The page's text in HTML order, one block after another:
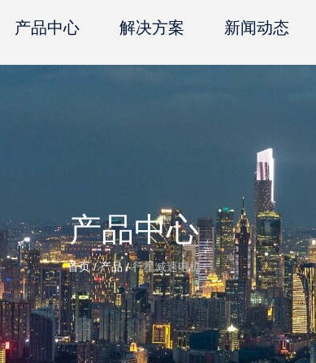
产品中心 解决方案 新闻动态
产品中心
首页/产品 /行星减速电机